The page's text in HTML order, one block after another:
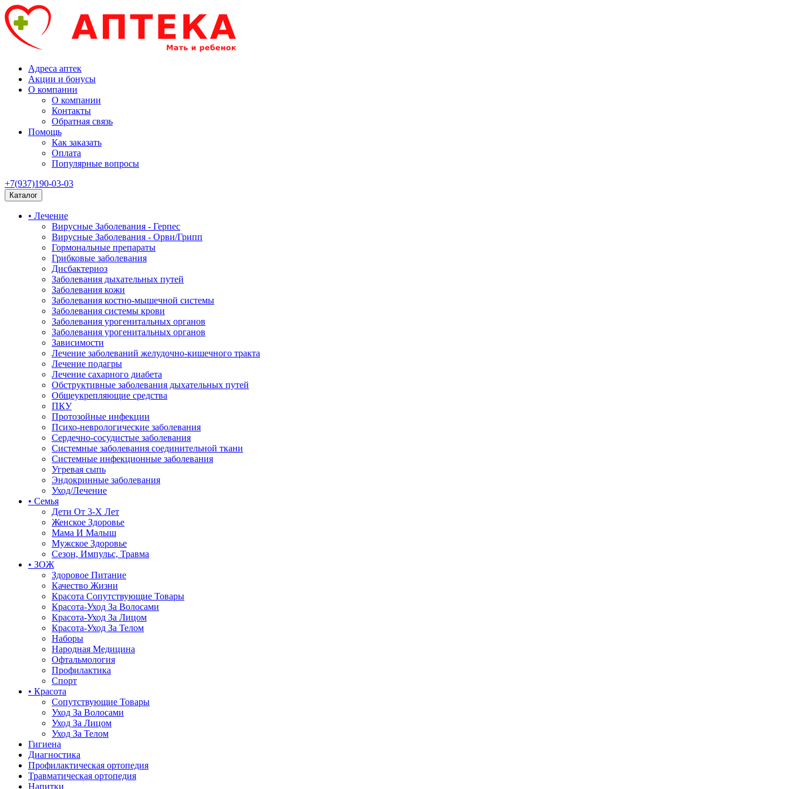
Адреса аптек
Акции и бонусы
О компании
О компании
Контакты
Обратная связь
Помощь
Как заказать
Оплата
Популярные вопросы
+7(937)190-03-03
Каталог
• Лечение
Вирусные Заболевания - Герпес
Вирусные Заболевания - Орви/Грипп
Гормональные препараты
Грибковые заболевания
Дисбактериоз
Заболевания дыхательных путей
Заболевания кожи
Заболевания костно-мышечной системы
Заболевания системы крови
Заболевания урогенитальных органов
Заболевания урогенитальных органов
Зависимости
Лечение заболеваний желудочно-кишечного тракта
Лечение подагры
Лечение сахарного диабета
Обструктивные заболевания дыхательных путей
Общеукрепляющие средства
ПКУ
Протозойные инфекции
Психо-неврологические заболевания
Сердечно-сосудистые заболевания
Системные заболевания соединительной ткани
Системные инфекционные заболевания
Угревая сыпь
Эндокринные заболевания
Уход/Лечение
• Семья
Дети От 3-Х Лет
Женское Здоровье
Мама И Малыш
Мужское Здоровье
Сезон, Импульс, Травма
• ЗОЖ
Здоровое Питание
Качество Жизни
Красота Сопутствующие Товары
Красота-Уход За Волосами
Красота-Уход За Лицом
Красота-Уход За Телом
Наборы
Народная Медицина
Офтальмология
Профилактика
Спорт
• Красота
Сопутствующие Товары
Уход За Волосами
Уход За Лицом
Уход За Телом
Гигиена
Диагностика
Профилактическая ортопедия
Травматическая ортопедия
Напитки